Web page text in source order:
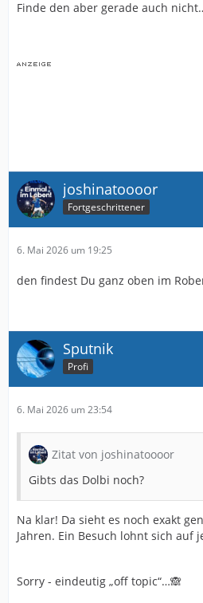
Finde den aber gerade auch
joshinatoooor
Fortgeschrittener
6. Mai 2026 um 19:25
den findest Du ganz oben im
Sputnik
Profi
6. Mai 2026 um 23:54
Zitat von joshinatoooor
Gibts das Dolbi noch?
Na klar! Da sieht es noch exakt
Jahren. Ein Besuch lohnt sich auf
Sorry - eindeutig „off topic“…🙈